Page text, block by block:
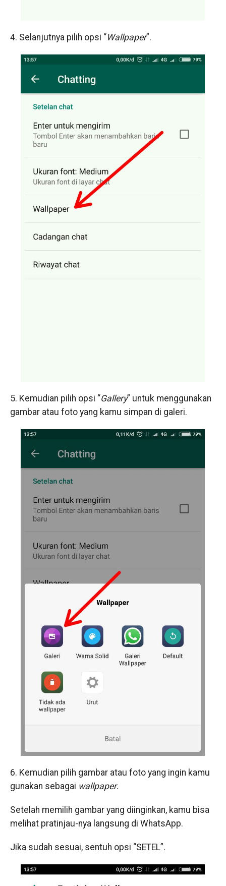
4. Selanjutnya pilih opsi “Wallpaper”.
5. Kemudian pilih opsi “Gallery” untuk menggunakan
gambar atau foto yang kamu simpan di galeri.
6. Kemudian pilih gambar atau foto yang ingin kamu
gunakan sebagai wallpaper.
Setelah memilih gambar yang diinginkan, kamu bisa
melihat pratinjau-nya langsung di WhatsApp.
Jika sudah sesuai, sentuh opsi “SETEL”.